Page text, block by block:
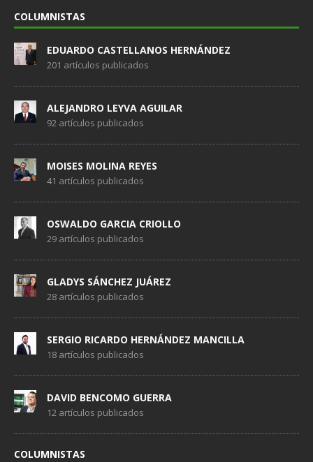
COLUMNISTAS
EDUARDO CASTELLANOS HERNÁNDEZ
201 artículos publicados
ALEJANDRO LEYVA AGUILAR
92 artículos publicados
MOISES MOLINA REYES
41 artículos publicados
OSWALDO GARCIA CRIOLLO
29 artículos publicados
GLADYS SÁNCHEZ JUÁREZ
28 artículos publicados
SERGIO RICARDO HERNÁNDEZ MANCILLA
18 artículos publicados
DAVID BENCOMO GUERRA
12 artículos publicados
COLUMNISTAS